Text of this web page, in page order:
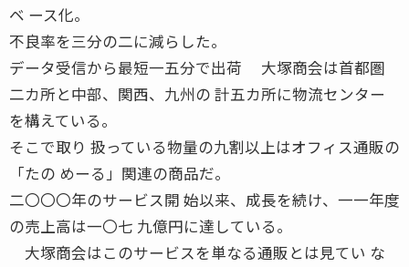
ベ ース化。
不良率を三分の二に減らした。
データ受信から最短一五分で出荷 大塚商会は首都圏
二カ所と中部、関西、九州の 計五カ所に物流センター
を構えている。
そこで取り 扱っている物量の九割以上はオフィス通販の
「たの めーる」関連の商品だ。
二〇〇〇年のサービス開 始以来、成長を続け、一一年度
の売上高は一〇七 九億円に達している。
大塚商会はこのサービスを単なる通販とは見てい な